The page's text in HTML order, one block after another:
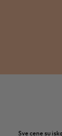
Sve cene su